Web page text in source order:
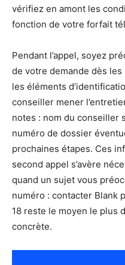
vérifiez en amont les
fonction de votre forfait
Pendant l’appel, soyez
de votre demande dès
les éléments
conseiller mener
notes : nom du conseiller
numéro de dossier
prochaines étapes. Ces
second appel s’avère
quand un sujet vous
numéro : contacter Blank
18 reste le moyen le plus
concrète.